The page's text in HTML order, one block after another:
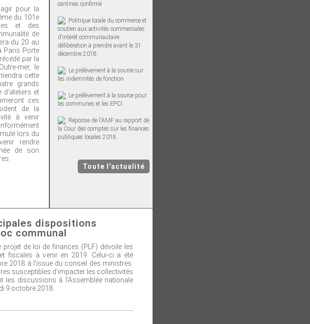
pour la
du 101e
et des
de
du 20 au
Paris Porte
par la
mer, le
cette
grands
d'ateliers et
ces
de la
à venir
lors du
rendre
de son
cantines confirmé
Politique locale du commerce et
soutien aux activités commerciales
d’intérêt communautaire
délibération à prendre avant le 31
décembre 2018
Le prélèvement à la source sur
les indemnités de fonction
Le prélèvement à la source pour
les communes et les EPCI
Réponse de l'AMF au rapport de
la Cour des comptes sur les finances
publiques locales 2018
Toute l'actualité
dispositions
communal
projet de loi de finances (PLF) dévoile les
fiscales à venir en 2019. Celui-ci a été
2018 à l'issue du conseil des ministres.
susceptibles d'impacter les collectivités
les discussions à l'Assemblée nationale
9 octobre 2018.